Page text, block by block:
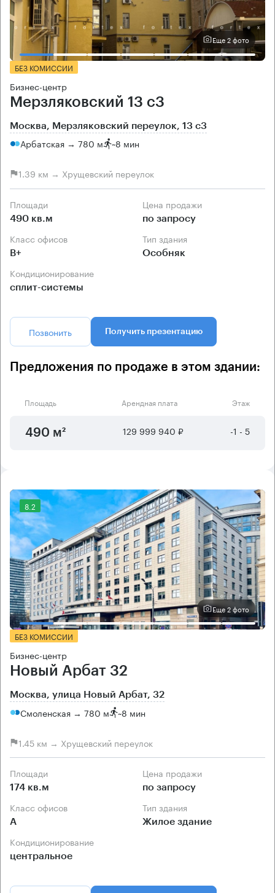
Еще 2 фото
БЕЗ КОМИССИИ
Бизнес-центр
Мерзляковский 13 с3
Москва, Мерзляковский переулок, 13 с3
Арбатская → 780 м ~8 мин
1.39 км → Хрущевский переулок
Площади
490 кв.м
Цена продажи
по запросу
Класс офисов
B+
Тип здания
Особняк
Кондиционирование
сплит-системы
Позвонить Получить презентацию
Предложения по продаже в этом здании:
Площадь Арендная плата Этаж
490 м² 129 999 940 ₽ -1 - 5
8.2
Еще 2 фото
БЕЗ КОМИССИИ
Бизнес-центр
Новый Арбат 32
Москва, улица Новый Арбат, 32
Смоленская → 780 м ~8 мин
1.45 км → Хрущевский переулок
Площади
174 кв.м
Цена продажи
по запросу
Класс офисов
А
Тип здания
Жилое здание
Кондиционирование
центральное